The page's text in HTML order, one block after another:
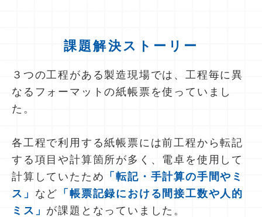
課題解決ストーリー
３つの工程がある製造現場では、工程毎に異
なるフォーマットの紙帳票を使っていまし
た。
各工程で利用する紙帳票には前工程から転記
する項目や計算箇所が多く、電卓を使用して
計算していたため 「転記・手計算の手間やミ
ス」 など 「帳票記録における間接工数や人的
ミス」 が課題となっていました。